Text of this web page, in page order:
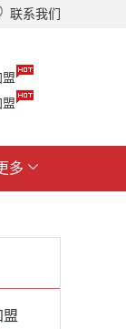
联系我们
多
盟